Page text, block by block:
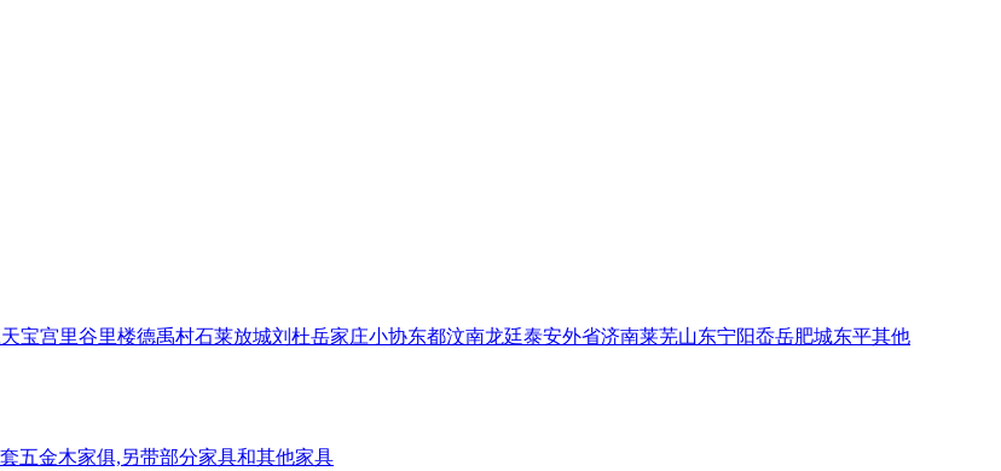
天宝宫里谷里楼德禹村石莱放城刘杜岳家庄小协东都汶南龙廷泰安外省济南莱芜山东宁阳岙岳肥城东平其他
五金木家俱,另带部分家具和其他家具